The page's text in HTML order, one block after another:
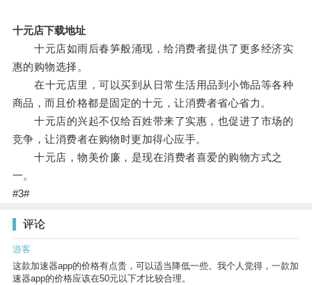
十元店下载地址
十元店如雨后春笋般涌现，给消费者提供了更多经济实
惠的购物选择。
在十元店里，可以买到从日常生活用品到小饰品等各种
商品，而且价格都是固定的十元，让消费者省心省力。
十元店的兴起不仅给百姓带来了实惠，也促进了市场的
竞争，让消费者在购物时更加得心应手。
十元店，物美价廉，是现在消费者喜爱的购物方式之
一。
#3#
评论
游客
这款加速器app的价格有点贵，可以适当降低一些。我个人觉得，一款加
速器app的价格应该在50元以下才比较合理。